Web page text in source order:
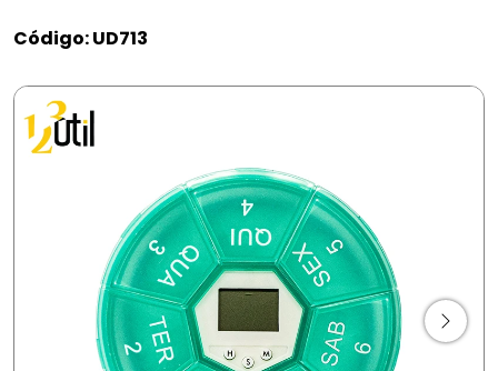
Código: UD713